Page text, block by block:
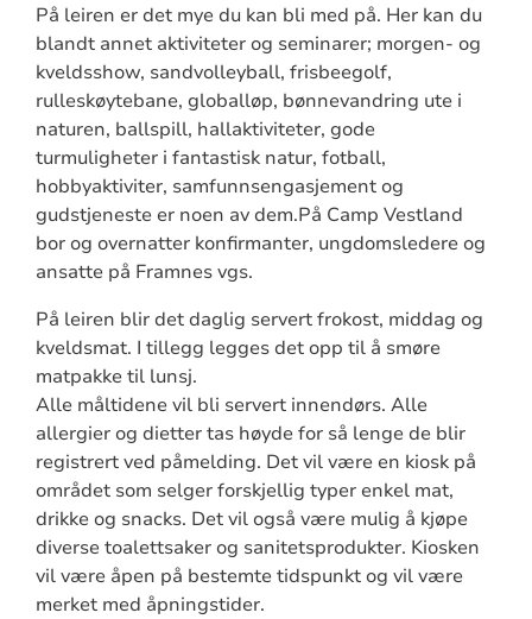
På leiren er det mye du kan bli med på. Her kan du
blandt annet aktiviteter og seminarer; morgen- og
kveldsshow, sandvolleyball, frisbeegolf,
rulleskøytebane, globalløp, bønnevandring ute i
naturen, ballspill, hallaktiviteter, gode
turmuligheter i fantastisk natur, fotball,
hobbyaktiviter, samfunnsengasjement og
gudstjeneste er noen av dem.På Camp Vestland
bor og overnatter konfirmanter, ungdomsledere og
ansatte på Framnes vgs.
På leiren blir det daglig servert frokost, middag og
kveldsmat. I tillegg legges det opp til å smøre
matpakke til lunsj.
Alle måltidene vil bli servert innendørs. Alle
allergier og dietter tas høyde for så lenge de blir
registrert ved påmelding. Det vil være en kiosk på
området som selger forskjellig typer enkel mat,
drikke og snacks. Det vil også være mulig å kjøpe
diverse toalettsaker og sanitetsprodukter. Kiosken
vil være åpen på bestemte tidspunkt og vil være
merket med åpningstider.